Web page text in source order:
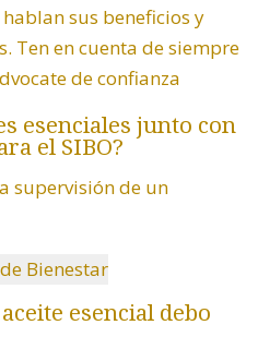
sus beneficios y
Ten en cuenta de siempre
de confianza
esenciales junto con
el SIBO?
supervisión de un
Bienestar
esencial debo